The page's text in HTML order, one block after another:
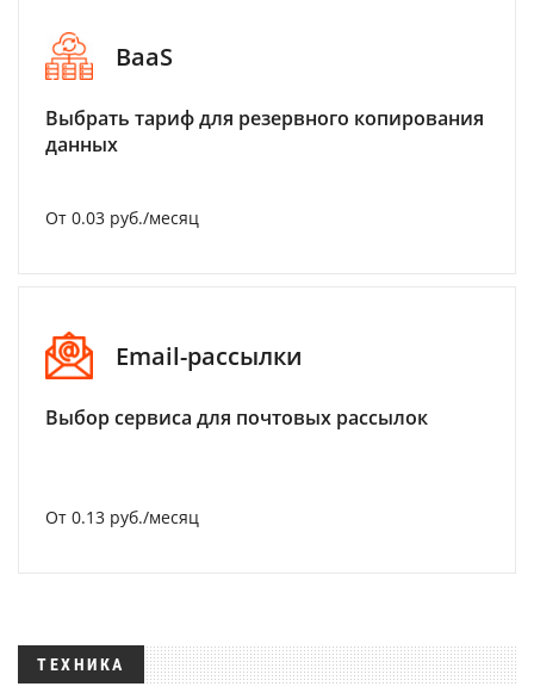
BaaS
Выбрать тариф для резервного копирования
данных
От 0.03 руб./месяц
Email-рассылки
Выбор сервиса для почтовых рассылок
От 0.13 руб./месяц
ТЕХНИКА